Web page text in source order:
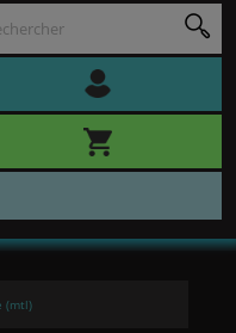
(mtl)